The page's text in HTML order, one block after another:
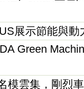
展示節能與動
Green
模雲集，剛烈